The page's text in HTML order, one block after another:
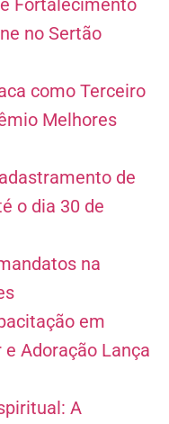
Fortalecimento
no Sertão
como Terceiro
Melhores
de
o dia 30 de
na
em
Adoração Lança
A